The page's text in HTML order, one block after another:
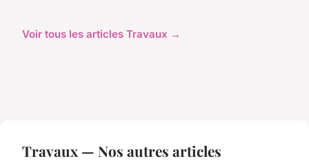
Voir tous les articles Travaux →
Travaux — Nos autres articles